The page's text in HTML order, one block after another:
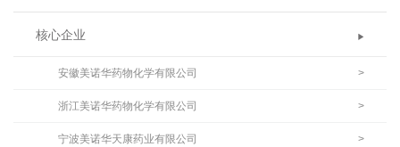
核心企业
安徽美诺华药物化学有限公司 >
浙江美诺华药物化学有限公司 >
宁波美诺华天康药业有限公司 >